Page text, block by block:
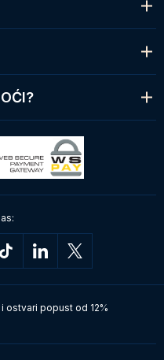
ostvari popust od 12%